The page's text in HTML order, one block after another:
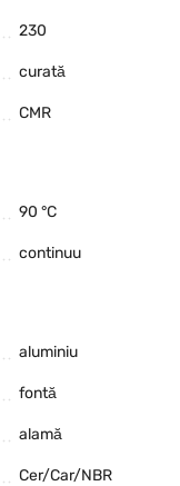
230
curată
CMR
90 °C
continuu
aluminiu
fontă
alamă
Cer/Car/NBR